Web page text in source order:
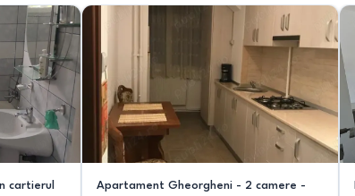
cartierul
Apartament Gheorgheni - 2 camere -